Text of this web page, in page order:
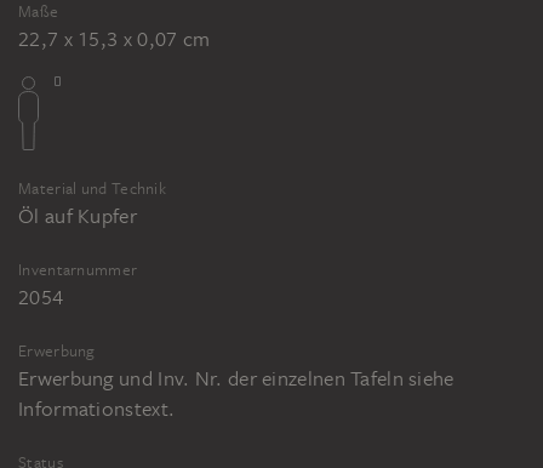
Maße
22,7 x 15,3 x 0,07 cm
Material und Technik
Öl auf Kupfer
Inventarnummer
2054
Erwerbung
Erwerbung und Inv. Nr. der einzelnen Tafeln siehe
Informationstext.
Status